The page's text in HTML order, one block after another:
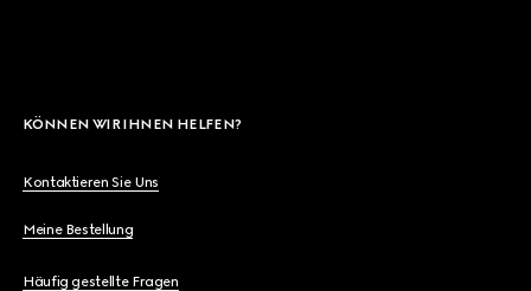
KÖNNEN WIR IHNEN HELFEN?
Kontaktieren Sie Uns
Meine Bestellung
Häufig gestellte Fragen